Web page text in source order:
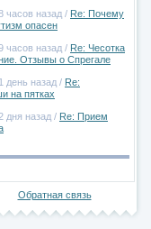
часов назад / Re: Почему
опасен
часов назад / Re: Чесотка
Отзывы о Спрегале
день назад / Re:
на пятках
дня назад / Re: Прием
Обратная связь